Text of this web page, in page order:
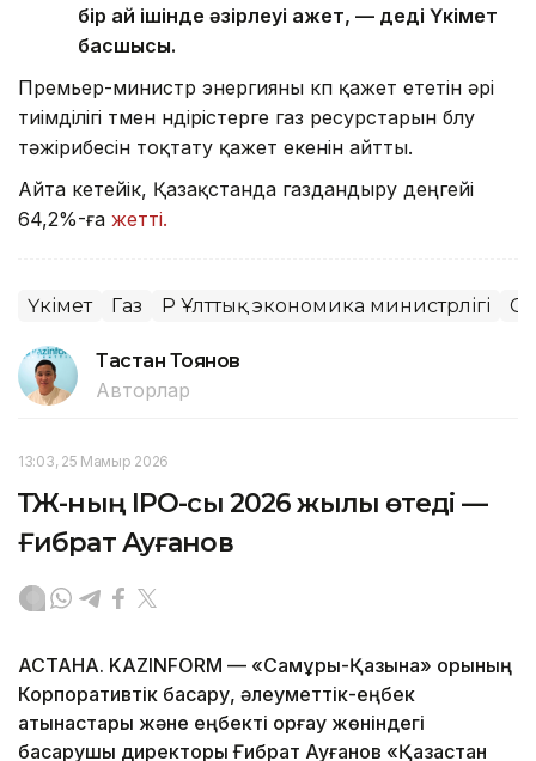
бір ай ішінде әзірлеуі қажет, — деді Үкімет
басшысы.
Премьер-министр энергияны көп қажет ететін әрі
тиімділігі төмен өндірістерге газ ресурстарын бөлу
тәжірибесін тоқтату қажет екенін айтты.
Айта кетейік, Қазақстанда газдандыру деңгейі
64,2%-ға жетті.
Үкімет Газ ҚР Ұлттық экономика министрлігі
Тастан Тоянов
Авторлар
13:03, 25 Мамыр 2026
ҚТЖ-ның IPO-сы 2026 жылы өтеді —
Ғибрат Ауғанов
АСТАНА. KAZINFORM — «Самұрық-Қазына» қорының
Корпоративтік басқару, әлеуметтік-еңбек
қатынастары және еңбекті қорғау жөніндегі
басқарушы директоры Ғибрат Ауғанов «Қазақстан